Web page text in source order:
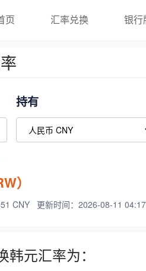
页 汇率兑换 银行
持有
）
CNY 更新时间：2026-08-11
元汇率为：